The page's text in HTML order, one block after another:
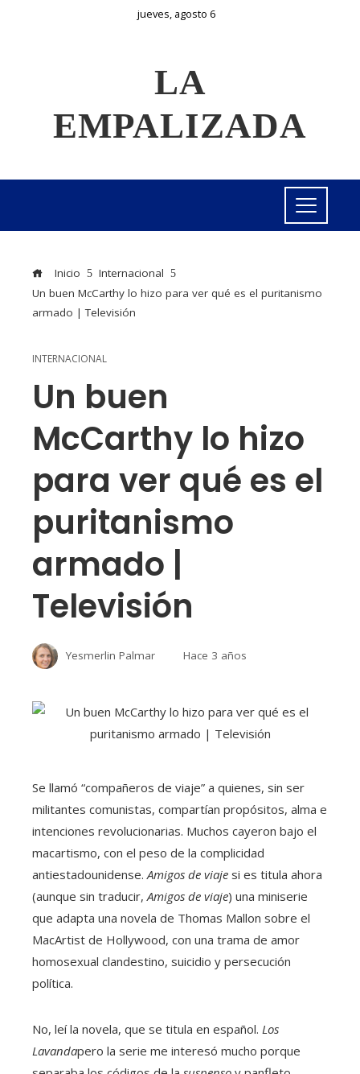
jueves, agosto 6
LA
EMPALIZADA
Inicio
Internacional
Un buen McCarthy lo hizo para ver qué es el puritanismo
armado | Televisión
INTERNACIONAL
Un buen
McCarthy lo hizo
para ver qué es el
puritanismo
armado |
Televisión
Yesmerlin Palmar Hace 3 años
Se llamó “compañeros de viaje” a quienes, sin ser
militantes comunistas, compartían propósitos, alma e
intenciones revolucionarias. Muchos cayeron bajo el
macartismo, con el peso de la complicidad
antiestadounidense.Amigos de viaje si es titula ahora
(aunque sin traducir,Amigos de viaje) una miniserie
que adapta una novela de Thomas Mallon sobre el
MacArtist de Hollywood, con una trama de amor
homosexual clandestino, suicidio y persecución
política.
No, leí la novela, que se titula en español. Los
Lavandapero la serie me interesó mucho porque